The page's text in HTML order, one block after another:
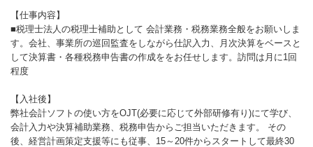
【仕事内容】
■税理士法人の税理士補助として 会計業務・税務業務全般をお願いしま
す。会社、事業所の巡回監査をしながら仕訳入力、月次決算をベースと
して決算書・各種税務申告書の作成ををお任せします。訪問は月に1回
程度
【入社後】
弊社会計ソフトの使い方をOJT(必要に応じて外部研修有り)にて学び、
会計入力や決算補助業務、税務申告からご担当いただきます。 その
後、経営計画策定支援等にも従事、15～20件からスタートして最終30